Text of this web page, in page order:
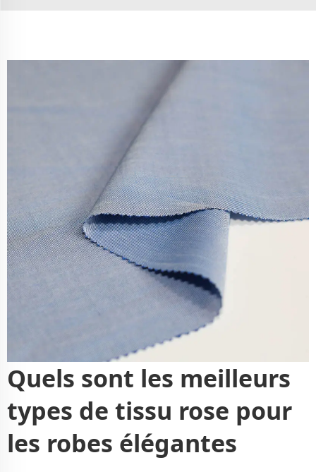
Quels sont les meilleurs
types de tissu rose pour
les robes élégantes